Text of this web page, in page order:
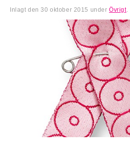
Inlagt den30 oktober 2015 underÖvrigt.